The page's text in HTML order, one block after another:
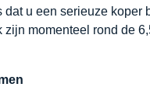
dat u een serieuze
momenteel rond de